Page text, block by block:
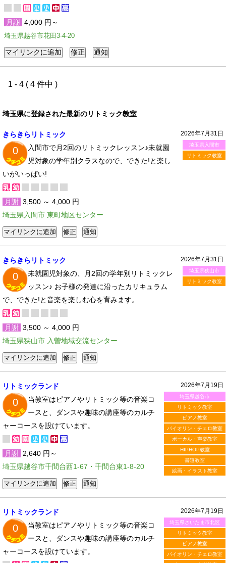
月謝 4,000 円～
埼玉県越谷市花田3-4-20
1 - 4 ( 4 件中 )
埼玉県に登録された最新のリトミック教室
2026年7月31日
埼玉県入間市
リトミック教室
きらきらリトミック
0
入間市で月2回のリトミックレッスン♪未就園
児対象の学年別クラスなので、できた!と楽し
いがいっぱい!
月謝 3,500 ～ 4,000 円
埼玉県入間市 東町地区センター
2026年7月31日
埼玉県狭山市
リトミック教室
きらきらリトミック
0
未就園児対象の、月2回の学年別リトミックレ
ッスン♪ お子様の発達に沿ったカリキュラム
で、できた!と音楽を楽しむ心を育みます。
月謝 3,500 ～ 4,000 円
埼玉県狭山市 入曽地域交流センター
2026年7月19日
埼玉県越谷市
リトミック教室
ピアノ教室
バイオリン・チェロ教室
ボーカル・声楽教室
HIPHOP教室
書道教室
絵画・イラスト教室
リトミックランド
0
当教室はピアノやリトミック等の音楽コ
ースと、ダンスや趣味の講座等のカルチ
ャーコースを設けています。
月謝 2,640 円～
埼玉県越谷市千間台西1-67・千間台東1-8-20
2026年7月19日
埼玉県さいたま市北区
リトミック教室
ピアノ教室
バイオリン・チェロ教室
リトミックランド
0
当教室はピアノやリトミック等の音楽コ
ースと、ダンスや趣味の講座等のカルチ
ャーコースを設けています。